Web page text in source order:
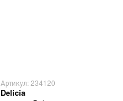
Артикул: 234120
Delicia